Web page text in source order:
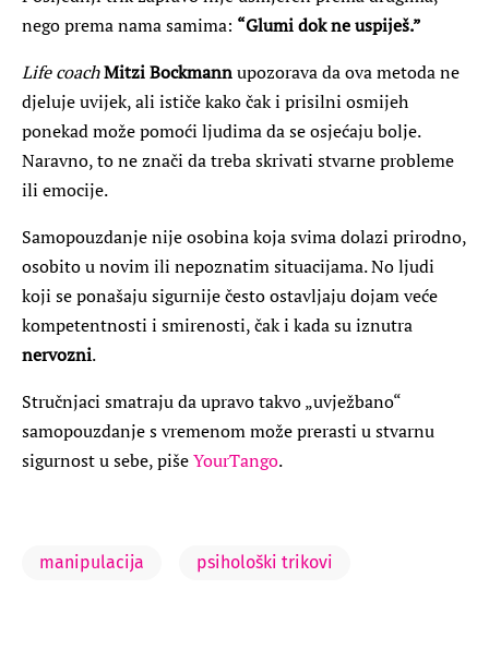
nego prema nama samima: “Glumi dok ne uspiješ.”
Life coachMitzi Bockmannupozorava da ova metoda ne
djeluje uvijek, ali ističe kako čak i prisilni osmijeh
ponekad može pomoći ljudima da se osjećaju bolje.
Naravno, to ne znači da treba skrivati stvarne probleme
ili emocije.
Samopouzdanje nije osobina koja svima dolazi prirodno,
osobito u novim ili nepoznatim situacijama. No ljudi
koji se ponašaju sigurnije često ostavljaju dojam veće
kompetentnosti i smirenosti, čak i kada su iznutra
nervozni.
Stručnjaci smatraju da upravo takvo „uvježbano“
samopouzdanje s vremenom može prerasti u stvarnu
sigurnost u sebe, pišeYourTango.
manipulacija psihološki trikovi